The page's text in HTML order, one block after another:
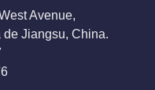
Avenue,
Jiangsu, China.